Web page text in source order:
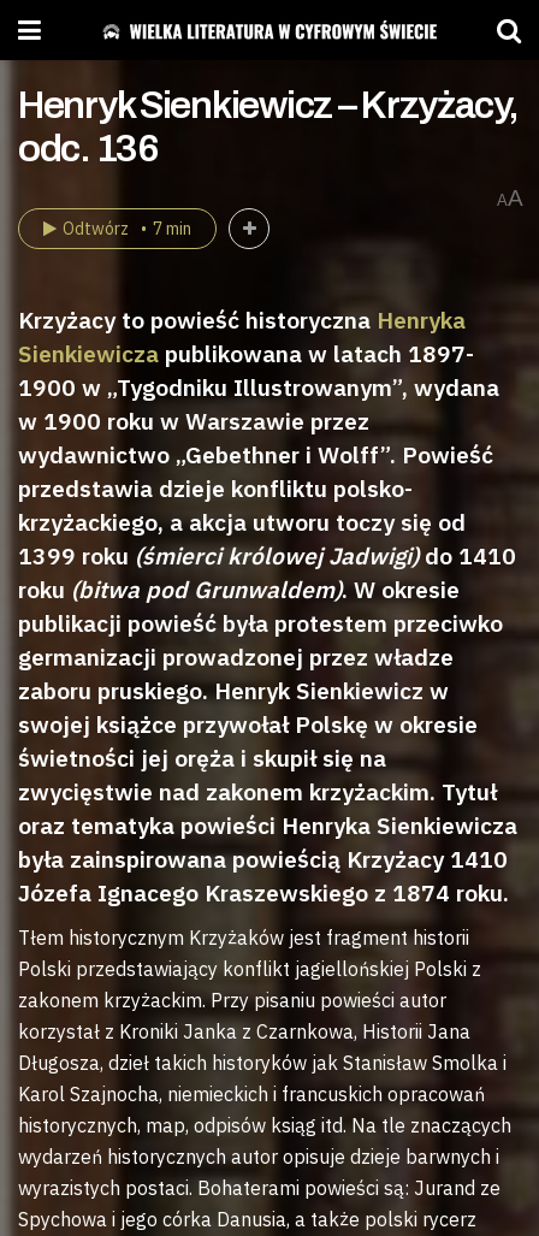
Henryk Sienkiewicz – Krzyżacy,
odc. 136
AA
Odtwórz 7 min
Krzyżacy to powieść historyczna Henryka
Sienkiewicza publikowana w latach 1897-
1900 w „Tygodniku Illustrowanym”, wydana
w 1900 roku w Warszawie przez
wydawnictwo „Gebethner i Wolff”. Powieść
przedstawia dzieje konfliktu polsko-
krzyżackiego, a akcja utworu toczy się od
1399 roku (śmierci królowej Jadwigi)do 1410
roku (bitwa pod Grunwaldem). W okresie
publikacji powieść była protestem przeciwko
germanizacji prowadzonej przez władze
zaboru pruskiego. Henryk Sienkiewicz w
swojej książce przywołał Polskę w okresie
świetności jej oręża i skupił się na
zwycięstwie nad zakonem krzyżackim. Tytuł
oraz tematyka powieści Henryka Sienkiewicza
była zainspirowana powieścią Krzyżacy 1410
Józefa Ignacego Kraszewskiego z 1874 roku.
Tłem historycznym Krzyżaków jest fragment historii
Polski przedstawiający konflikt jagiellońskiej Polski z
zakonem krzyżackim. Przy pisaniu powieści autor
korzystał z Kroniki Janka z Czarnkowa, Historii Jana
Długosza, dzieł takich historyków jak Stanisław Smolka i
Karol Szajnocha, niemieckich i francuskich opracowań
historycznych, map, odpisów ksiąg itd. Na tle znaczących
wydarzeń historycznych autor opisuje dzieje barwnych i
wyrazistych postaci. Bohaterami powieści są: Jurand ze
Spychowa i jego córka Danusia, a także polski rycerz